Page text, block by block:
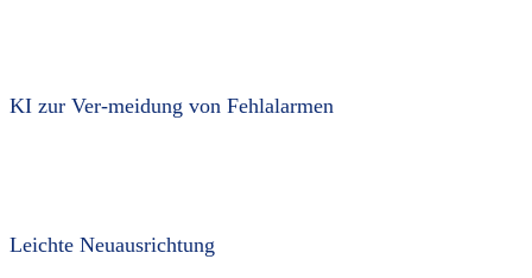
KI zur Ver-meidung von Fehlalarmen
Leichte Neuausrichtung